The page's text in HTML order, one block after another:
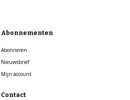
Abonnementen
Abonneren
Nieuwsbrief
Mijn account
Contact